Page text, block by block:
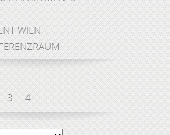
WIEN
3 4